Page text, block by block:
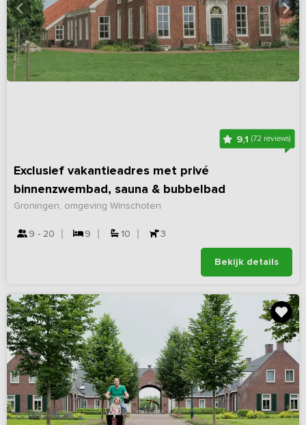
9,1(72 reviews)
Exclusief vakantieadres met privé
binnenzwembad, sauna & bubbelbad
Groningen, omgeving Winschoten
9 - 20 9 10 3
Bekijk details